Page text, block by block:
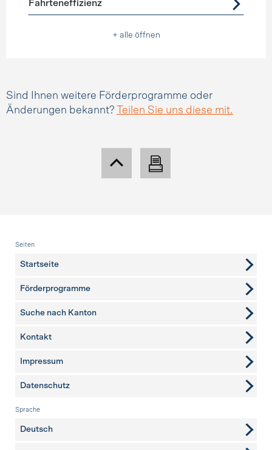
Fahrteneffizienz
+ alle öffnen
Sind Ihnen weitere Förderprogramme oder
Änderungen bekannt?
Teilen Sie uns diese mit.
Fusszeile
Seiten
Startseite
Förderprogramme
Suche nach Kanton
weitere Seiten
Kontakt
Impressum
Datenschutz
Sprache
Deutsch